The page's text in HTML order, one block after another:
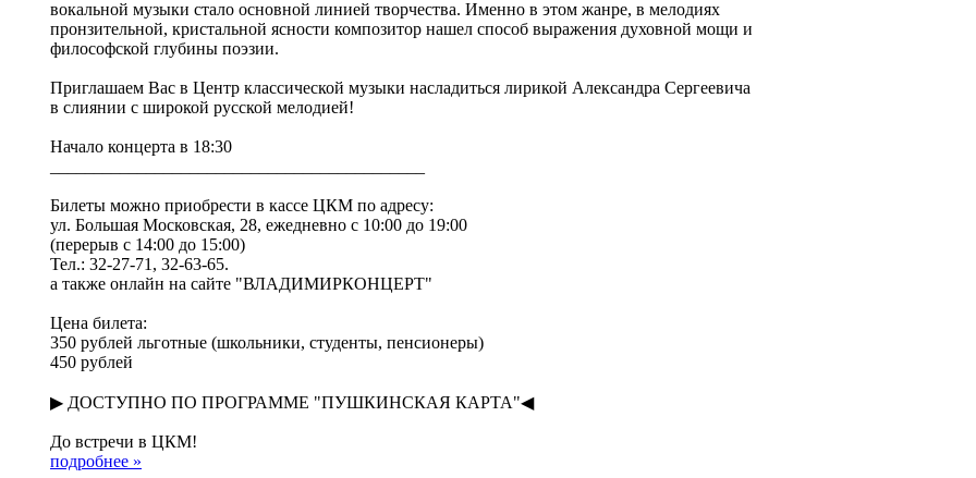
вокальной музыки стало основной линией творчества. Именно в этом жанре, в мелодиях
пронзительной, кристальной ясности композитор нашел способ выражения духовной мощи и
философской глубины поэзии.
Приглашаем Вас в Центр классической музыки насладиться лирикой Александра Сергеевича
в слиянии с широкой русской мелодией!
Начало концерта в 18:30
Билеты можно приобрести в кассе ЦКМ по адресу:
ул. Большая Московская, 28, ежедневно с 10:00 до 19:00
(перерыв с 14:00 до 15:00)
Тел.: 32-27-71, 32-63-65.
а также онлайн на сайте "ВЛАДИМИРКОНЦЕРТ"
Цена билета:
350 рублей льготные (школьники, студенты, пенсионеры)
450 рублей
▶ ДОСТУПНО ПО ПРОГРАММЕ "ПУШКИНСКАЯ КАРТА"◀
До встречи в ЦКМ!
подробнее »